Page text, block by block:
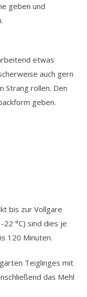
geben und
etwas
auch gern
Strang rollen. Den
geben.
bis zur Vollgare
°C) sind dies je
120 Minuten.
Teiglinges mit
das Mehl